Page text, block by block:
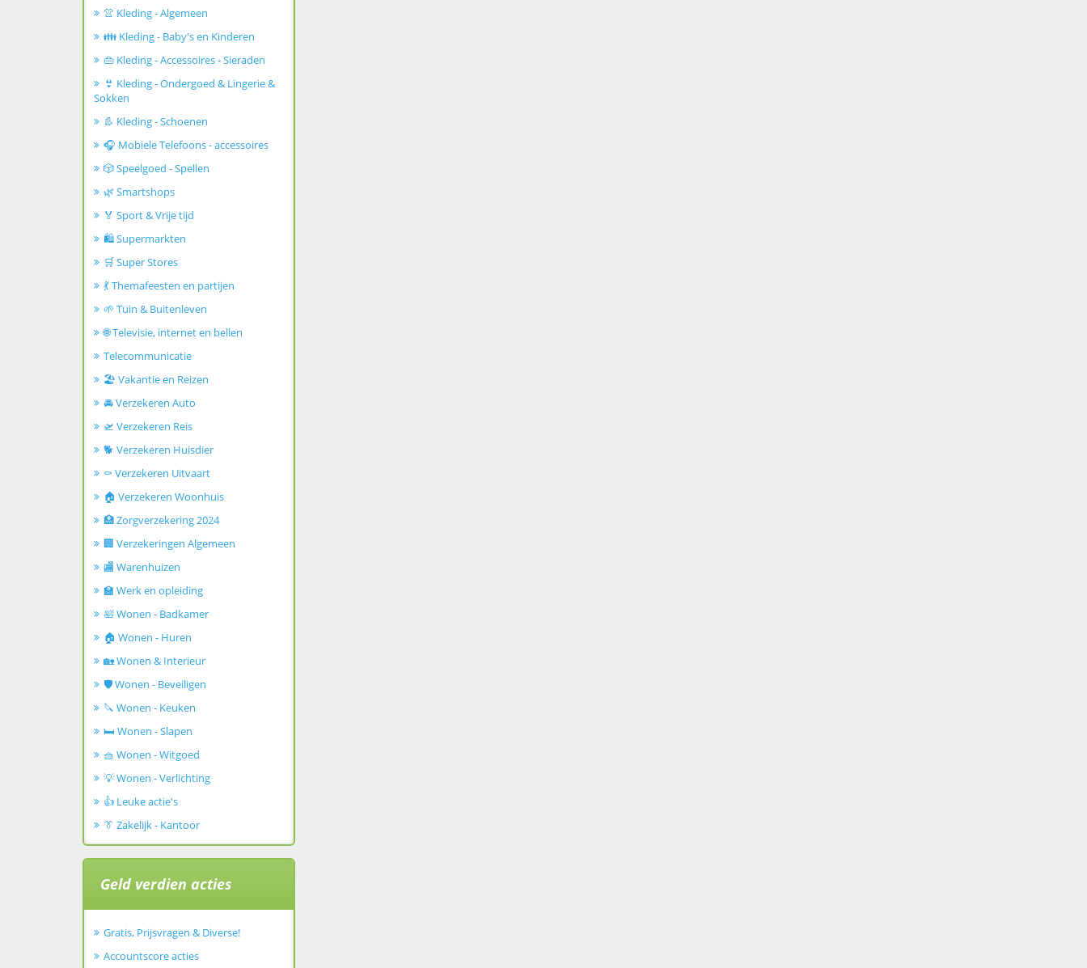
👚 Kleding - Algemeen
👪 Kleding - Baby's en Kinderen
👜 Kleding - Accessoires - Sieraden
👙 Kleding - Ondergoed & Lingerie &
Sokken
👢 Kleding - Schoenen
🎧 Mobiele Telefoons - accessoires
🎲 Speelgoed - Spellen
🌿 Smartshops
🏅 Sport & Vrije tijd
🛍️ Supermarkten
🛒 Super Stores
💃 Themafeesten en partijen
🌱 Tuin & Buitenleven
🌐 Televisie, internet en bellen
Telecommunicatie
🏖️ Vakantie en Reizen
🚘 Verzekeren Auto
🛫 Verzekeren Reis
🐕 Verzekeren Huisdier
⚰️ Verzekeren Uitvaart
🏠 Verzekeren Woonhuis
🏥 Zorgverzekering 2024
🏢 Verzekeringen Algemeen
🏬 Warenhuizen
🏫 Werk en opleiding
🛀 Wonen - Badkamer
🏠 Wonen - Huren
🏡 Wonen & Interieur
🛡️ Wonen - Beveiligen
🔪 Wonen - Keuken
🛏️ Wonen - Slapen
🧺 Wonen - Witgoed
💡 Wonen - Verlichting
👍 Leuke actie's
👔 Zakelijk - Kantoor
Geld verdien acties
Gratis, Prijsvragen & Diverse!
Accountscore acties